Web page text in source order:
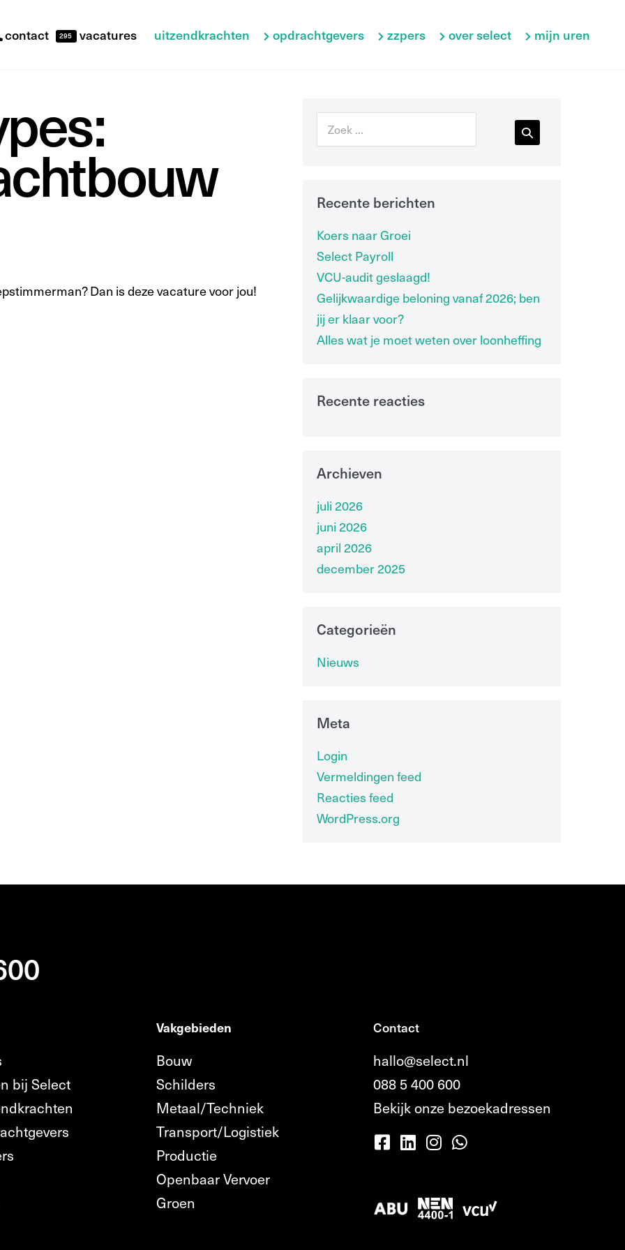
contact 295 vacatures uitzendkrachten opdrachtgevers zzpers over select mijn uren
Dan is deze vacature voor jou!
Recente berichten
Koers naar Groei
Select Payroll
VCU-audit geslaagd!
Gelijkwaardige beloning vanaf 2026; ben
jij er klaar voor?
Alles wat je moet weten over loonheffing
Recente reacties
Archieven
juli 2026
juni 2026
april 2026
december 2025
Categorieën
Nieuws
Meta
Login
Vermeldingen feed
Reacties feed
WordPress.org
bij Select
Vakgebieden
Bouw
Schilders
Metaal/Techniek
Transport/Logistiek
Productie
Openbaar Vervoer
Groen
Contact
hallo@select.nl
088 5 400 600
Bekijk onze bezoekadressen